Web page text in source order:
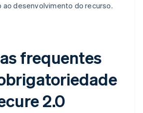
ao desenvolvimento do recurso.
frequentes
2.0